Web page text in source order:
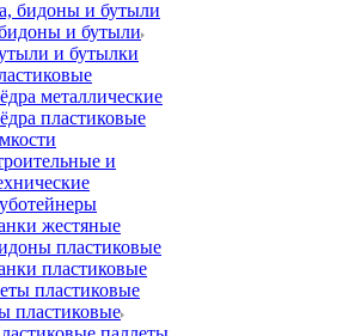
и бутыли
и бутылки
металлические
пластиковые
и
жестяные
пластиковые
пластиковые
пластиковые